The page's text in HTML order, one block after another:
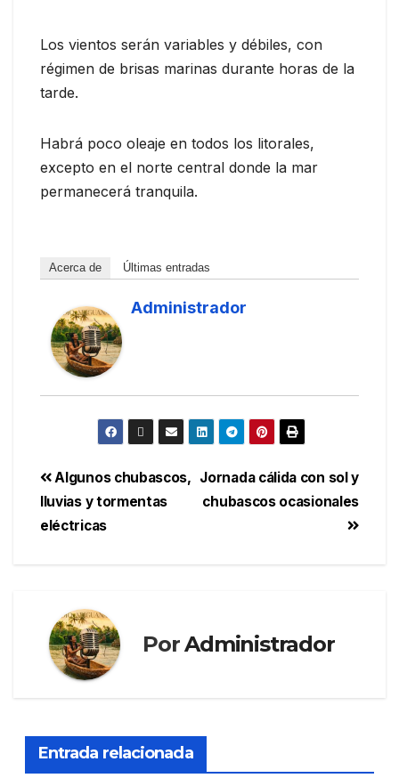
Los vientos serán variables y débiles, con
régimen de brisas marinas durante horas de la
tarde.
Habrá poco oleaje en todos los litorales,
excepto en el norte central donde la mar
permanecerá tranquila.
Acerca de Últimas entradas
Administrador
Jornada cálida con sol y
chubascos ocasionales
Algunos chubascos,
lluvias y tormentas
eléctricas
PorAdministrador
Entrada relacionada